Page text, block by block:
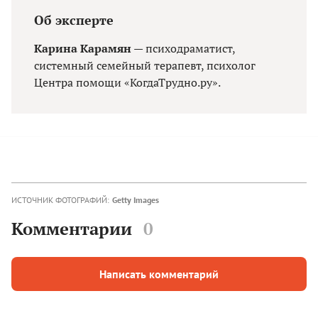
Об эксперте
Карина Карамян— психодраматист,
системный семейный терапевт, психолог
Центра помощи «КогдаТрудно.ру».
ИСТОЧНИК ФОТОГРАФИЙ: Getty Images
Комментарии 0
Написать комментарий